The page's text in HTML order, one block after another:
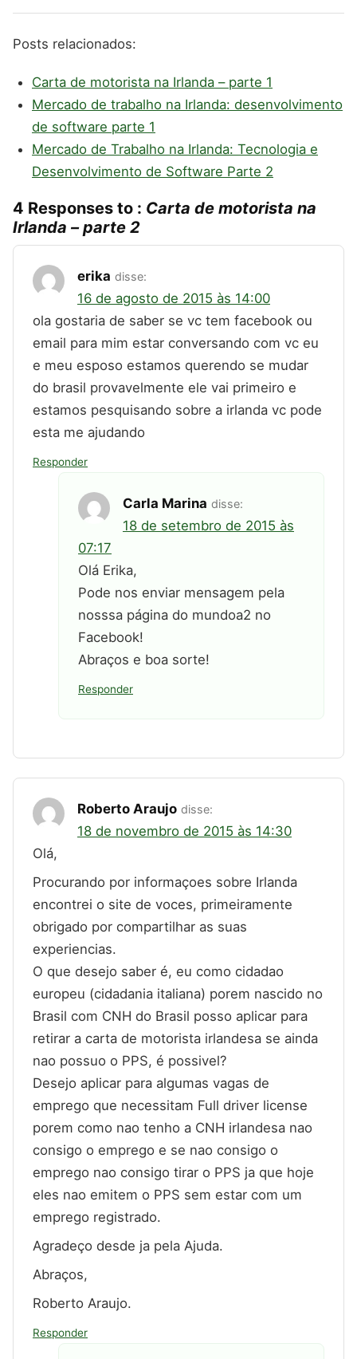
Posts relacionados:
Carta de motorista na Irlanda – parte 1
Mercado de trabalho na Irlanda: desenvolvimento
de software parte 1
Mercado de Trabalho na Irlanda: Tecnologia e
Desenvolvimento de Software Parte 2
4 Responses to : Carta de motorista na
Irlanda – parte 2
erika disse:
16 de agosto de 2015 às 14:00
ola gostaria de saber se vc tem facebook ou
email para mim estar conversando com vc eu
e meu esposo estamos querendo se mudar
do brasil provavelmente ele vai primeiro e
estamos pesquisando sobre a irlanda vc pode
esta me ajudando
Responder
Carla Marina disse:
18 de setembro de 2015 às
07:17
Olá Erika,
Pode nos enviar mensagem pela
nosssa página do mundoa2 no
Facebook!
Abraços e boa sorte!
Responder
Roberto Araujo disse:
18 de novembro de 2015 às 14:30
Olá,
Procurando por informaçoes sobre Irlanda
encontrei o site de voces, primeiramente
obrigado por compartilhar as suas
experiencias.
O que desejo saber é, eu como cidadao
europeu (cidadania italiana) porem nascido no
Brasil com CNH do Brasil posso aplicar para
retirar a carta de motorista irlandesa se ainda
nao possuo o PPS, é possivel?
Desejo aplicar para algumas vagas de
emprego que necessitam Full driver license
porem como nao tenho a CNH irlandesa nao
consigo o emprego e se nao consigo o
emprego nao consigo tirar o PPS ja que hoje
eles nao emitem o PPS sem estar com um
emprego registrado.
Agradeço desde ja pela Ajuda.
Abraços,
Roberto Araujo.
Responder